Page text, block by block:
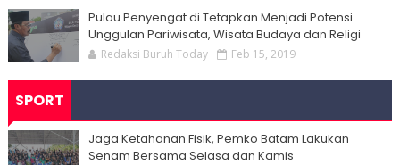
Pulau Penyengat di Tetapkan Menjadi Potensi
Unggulan Pariwisata, Wisata Budaya dan Religi
Redaksi Buruh Today Feb 15, 2019
SPORT
Jaga Ketahanan Fisik, Pemko Batam Lakukan
Senam Bersama Selasa dan Kamis